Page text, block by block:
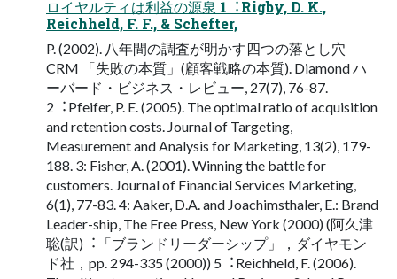
ロイヤルティは利益の源泉 1︓Rigby, D. K.,
Reichheld, F. F., & Schefter,
P. (2002). ⼋年間の調査が明かす四つの落とし⽳
CRM 「失敗の本質」(顧客戦略の本質). Diamond ハ
ーバード・ビジネス・レビュー, 27(7), 76-87.
2︓Pfeifer, P. E. (2005). The optimal ratio of acquisition
and retention costs. Journal of Targeting,
Measurement and Analysis for Marketing, 13(2), 179-
188. 3: Fisher, A. (2001). Winning the battle for
customers. Journal of Financial Services Marketing,
6(1), 77-83. 4: Aaker, D.A. and Joachimsthaler, E.: Brand
Leader-ship, The Free Press, New York (2000) (阿久津
聡(訳)︓「ブランドリーダーシップ」，ダイヤモン
ド社，pp. 294-335 (2000)) 5︓Reichheld, F. (2006).